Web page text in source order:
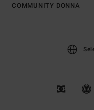
COMMUNITY DONNA